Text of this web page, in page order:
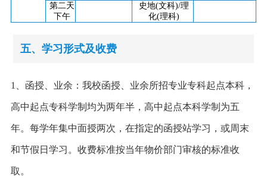
第二天
下午
史地(文科)/理
化(理科)
五、学习形式及收费
1、函授、业余：我校函授、业余所招专业专科起点本科，
高中起点专科学制均为两年半，高中起点本科学制为五
年。每学年集中面授两次，在指定的函授站学习，或周末
和节假日学习。收费标准按当年物价部门审核的标准收
取。